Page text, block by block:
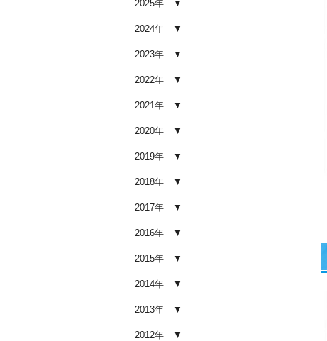
2026.02.03
車内クリーニング業者の選び方｜
つのポイント
2026.02.02
果を感じない人が見落としている3
つの原因
自分でできる？プロに頼むべき境
2026.01.05
【2026年版】車内の臭いが取れな
ビ別の正しい対処法
2026.01.04
どこまでやるべき？目的別おすす
め内容と費用目安
2025年
2024年
2023年
2022年
2021年
2020年
2019年
2018年
2017年
2016年
2015年
2014年
2013年
2012年